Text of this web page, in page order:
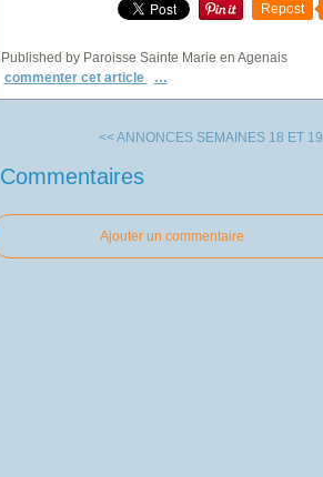
Repost
Published by Paroisse Sainte Marie en Agenais
commenter cet article
…
<< ANNONCES SEMAINES 18 ET 19
Commentaires
Ajouter un commentaire